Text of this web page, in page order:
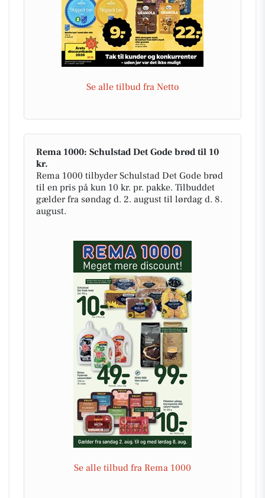
Se alle tilbud fra Netto
Rema 1000: Schulstad Det Gode brød til 10
kr.
Rema 1000 tilbyder Schulstad Det Gode brød
til en pris på kun 10 kr. pr. pakke. Tilbuddet
gælder fra søndag d. 2. august til lørdag d. 8.
august.
Se alle tilbud fra Rema 1000